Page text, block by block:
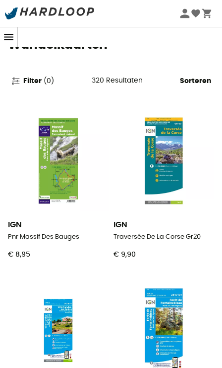
Zomeraanbiedingen 🔥 -5% EXTRA vanaf 2 producten* met
Wandelkaarten
Filter (0 ) 320 Resultaten Sorteren
IGN
Pnr Massif Des Bauges
€ 8,95
IGN
Traversée De La Corse Gr20
€ 9,90